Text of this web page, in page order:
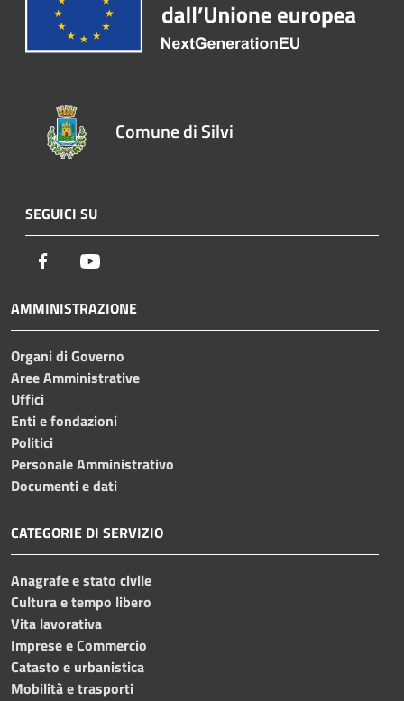
Comune di Silvi
SEGUICI SU
Facebook
AMMINISTRAZIONE
Organi di Governo
Aree Amministrative
Uffici
Enti e fondazioni
Politici
Personale Amministrativo
Documenti e dati
CATEGORIE DI SERVIZIO
Anagrafe e stato civile
Cultura e tempo libero
Vita lavorativa
Imprese e Commercio
Catasto e urbanistica
Mobilità e trasporti